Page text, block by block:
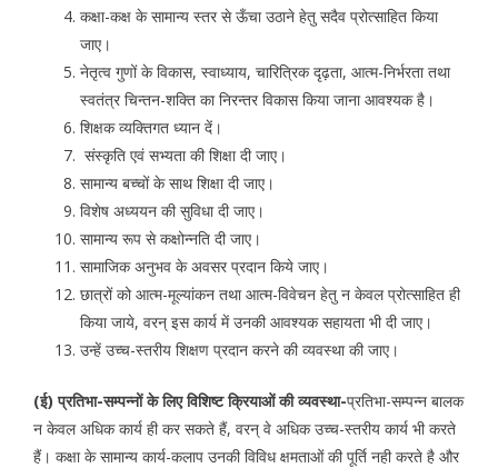
कक्षा-कक्ष के सामान्य स्तर से ऊँचा उठाने हेतु सदैव प्रोत्साहित किया
जाए।
नेतृत्व गुणों के विकास, स्वाध्याय, चारित्रिक दृढ़ता, आत्म-निर्भरता तथा
स्वतंत्र चिन्तन-शक्ति का निरन्तर विकास किया जाना आवश्यक है।
शिक्षक व्यक्तिगत ध्यान दें।
संस्कृति एवं सभ्यता की शिक्षा दी जाए।
सामान्य बच्चों के साथ शिक्षा दी जाए।
विशेष अध्ययन की सुविधा दी जाए।
सामान्य रूप से कक्षोन्नति दी जाए।
सामाजिक अनुभव के अवसर प्रदान किये जाए।
छात्रों को आत्म-मूल्यांकन तथा आत्म-विवेचन हेतु न केवल प्रोत्साहित ही
किया जाये, वरन् इस कार्य में उनकी आवश्यक सहायता भी दी जाए।
उन्हें उच्च-स्तरीय शिक्षण प्रदान करने की व्यवस्था की जाए।
(ई) प्रतिभा-सम्पन्नों के लिए विशिष्ट क्रियाओं की व्यवस्था-प्रतिभा-सम्पन्न बालक
न केवल अधिक कार्य ही कर सकते हैं, वरन् वे अधिक उच्च-स्तरीय कार्य भी करते
हैं। कक्षा के सामान्य कार्य-कलाप उनकी विविध क्षमताओं की पूर्ति नही करते है और